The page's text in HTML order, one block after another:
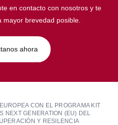
en contacto con nosotros y te
brevedad posible.
ahora
CON EL PROGRAMA KIT
NEXT GENERATION (EU) DEL
Y RESILENCIA